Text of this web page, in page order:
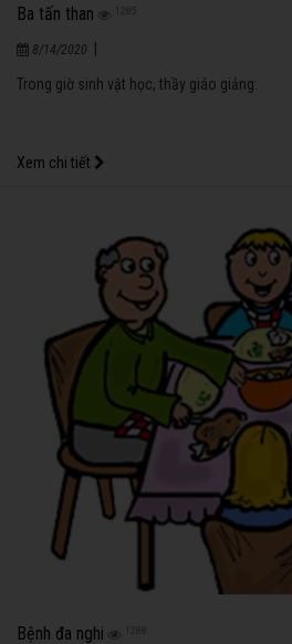
Ba tấn than 1285
8/14/2020
Trong giờ sinh vật học, thầy giáo giảng:
Xem chi tiết
Bệnh đa nghi 1288